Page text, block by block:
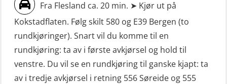
Livbåtfører grunnkurs m/E-læring
FF1200 simulator (OSEBLE007)
Livbåtfører grunnkurs m/E-læring
FF48 og FF1000D (OSEBLE004)
Livbåtfører grunnkurs m/E-læring
Sjøfolk med særskilte sikringsplikter
(MBS1191)
Ulykkesgransking – Webinar (LSP103)
VHF / SRC 2 dager (ORC104)
Fra Flesland ca. 20 min. ➤ Kjør ut på
Kokstadflaten. Følg skilt 580 og E39 Bergen (to
rundkjøringer). Snart vil du komme til en
rundkjøring: ta av i første avkjørsel og hold til
venstre. Du vil se en rundkjøring til ganske kjapt: ta
av i tredje avkjørsel i retning 556 Søreide og 555